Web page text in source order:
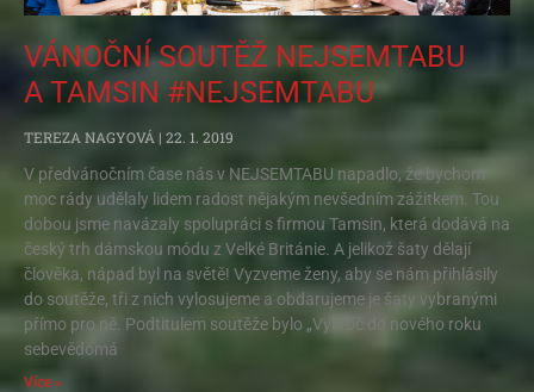
VÁNOČNÍ SOUTĚŽ NEJSEMTABU
A TAMSIN #NEJSEMTABU
TEREZA NAGYOVÁ
22. 1. 2019
V předvánočním čase nás v NEJSEMTABU napadlo, že bychom
moc rády udělaly lidem radost nějakým nevšedním zážitkem. Tou
dobou jsme navázaly spolupráci s firmou Tamsin, která dodává na
český trh dámskou módu z Velké Británie. A jelikož šaty dělají
člověka, nápad byl na světě! Vyzveme ženy, aby se nám přihlásily
do soutěže, tři z nich vylosujeme a obdarujeme je šaty vybranými
přímo pro ně. Podtitulem soutěže bylo „Vykroč do nového roku
sebevědomá
Více »